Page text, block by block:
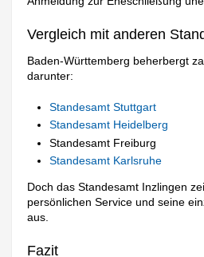
Vergleich mit anderen
Baden-Württemberg beherbergt
darunter:
Standesamt Stuttgart
Standesamt Heidelberg
Standesamt Freiburg
Standesamt Karlsruhe
Doch das Standesamt Inzlingen
persönlichen Service und seine
aus.
Fazit